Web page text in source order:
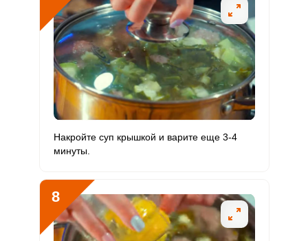
Накройте суп крышкой и варите еще 3-4
минуты.
8